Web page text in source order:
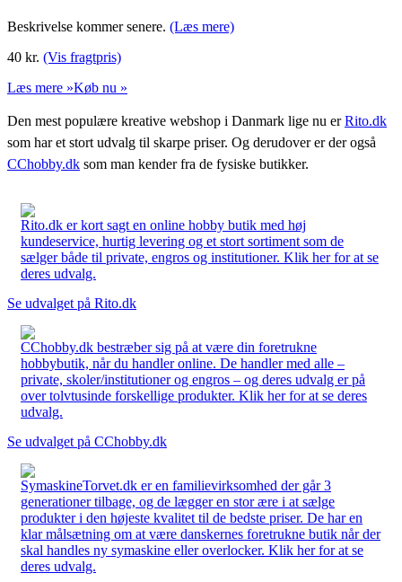
Beskrivelse kommer senere. (Læs mere)
40 kr. (Vis fragtpris)
Læs mere »Køb nu »
Den mest populære kreative webshop i Danmark lige nu erRito.dk
som har et stort udvalg til skarpe priser. Og derudover er der også
CChobby.dk som man kender fra de fysiske butikker.
Rito.dk er kort sagt en online hobby butik med høj
kundeservice, hurtig levering og et stort sortiment som de
sælger både til private, engros og institutioner. Klik her for at se
deres udvalg.
Se udvalget på Rito.dk
CChobby.dk bestræber sig på at være din foretrukne
hobbybutik, når du handler online. De handler med alle –
private, skoler/institutioner og engros – og deres udvalg er på
over tolvtusinde forskellige produkter. Klik her for at se deres
udvalg.
Se udvalget på CChobby.dk
SymaskineTorvet.dk er en familievirksomhed der går 3
generationer tilbage, og de lægger en stor ære i at sælge
produkter i den højeste kvalitet til de bedste priser. De har en
klar målsætning om at være danskernes foretrukne butik når der
skal handles ny symaskine eller overlocker. Klik her for at se
deres udvalg.